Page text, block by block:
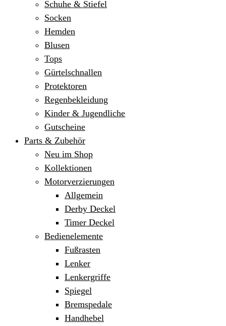
Schuhe & Stiefel
Socken
Hemden
Blusen
Tops
Gürtelschnallen
Protektoren
Regenbekleidung
Kinder & Jugendliche
Gutscheine
Parts & Zubehör
Neu im Shop
Kollektionen
Motorverzierungen
Allgemein
Derby Deckel
Timer Deckel
Bedienelemente
Fußrasten
Lenker
Lenkergriffe
Spiegel
Bremspedale
Handhebel